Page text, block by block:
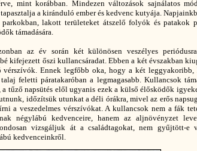
mint korábban. Mindezen változások sajnálatos
a kiránduló ember és kedvenc kutyája.
lakott területeket átszelő folyók és patakok
támadására.
az év során két különösen veszélyes
kifejezett őszi kullancsáradat. Ebben a két évszakban
Ennek legfőbb oka, hogy a két leggyakoribb,
feletti páratakaróban a legmagasabb. Kullancsok
tűző napsütés elől ugyanis ezek a külső élősködők
időzítsük utunkat a déli órákra, mivel az erős
a veszedelmes vérszívókat. A kullancsok nem a fák
négylábú kedvenceire, hanem az aljnövényzet
vizsgáljuk át a családtagokat, nem gyűjtött-e
kedvenceinkről.